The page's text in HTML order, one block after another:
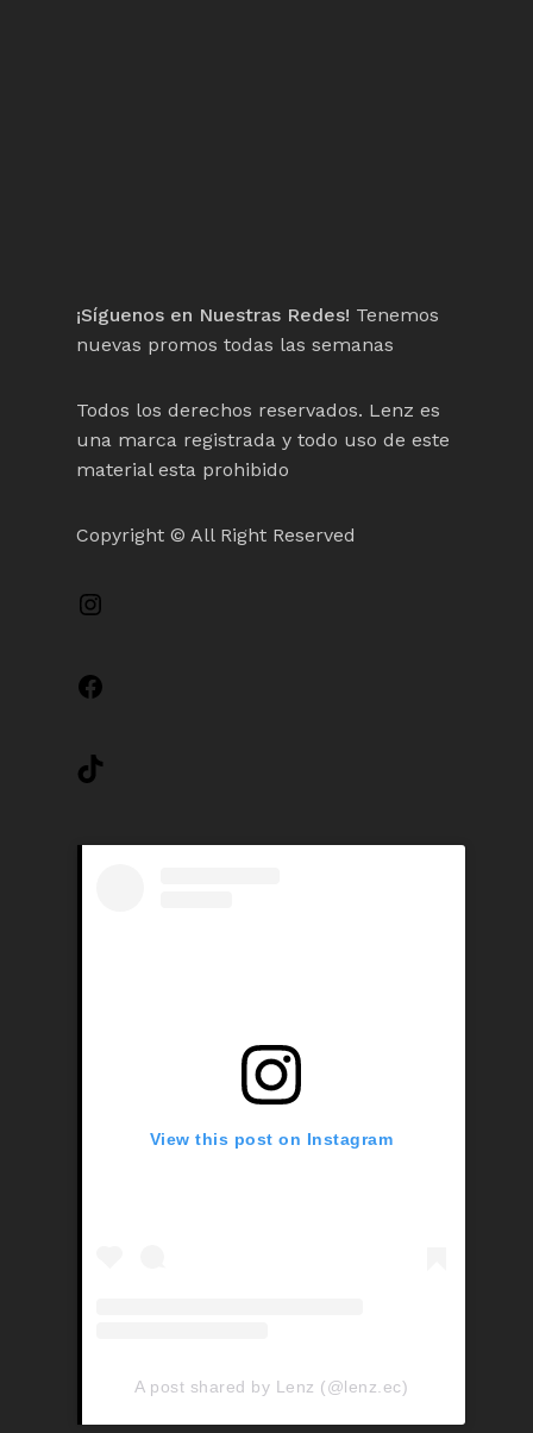
¡Síguenos en Nuestras Redes! Tenemos
nuevas promos todas las semanas
Todos los derechos reservados. Lenz es
una marca registrada y todo uso de este
material esta prohibido
Copyright © All Right Reserved
View this post on Instagram
A post shared by Lenz (@lenz.ec)